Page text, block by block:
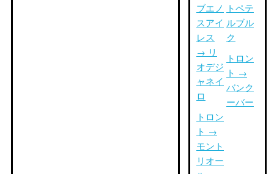
ブエノ
スアイ
レス
→ リ
オデジ
ャネイ
ロ
トロン
ト →
モント
リオー
トペテ
ルブル
ク
トロン
ト →
バンク
ーバー